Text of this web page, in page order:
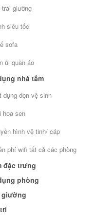
ĐỒ
trải giường
siêu tốc
sofa
ủi quần áo
nhà tắm
dụng dọn vệ sinh
hoa sen
hình vệ tinh/ cáp
phí wifi tất cả các phòng
đặc trưng
phòng
giường